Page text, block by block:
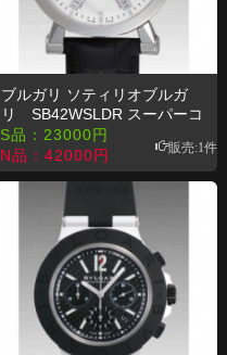
ブルガリ ソティリオブルガ
リ SB42WSLDR スーパーコ
ピー【日本素晴7】
S品： 23000円
N品： 42000円
販売:1件